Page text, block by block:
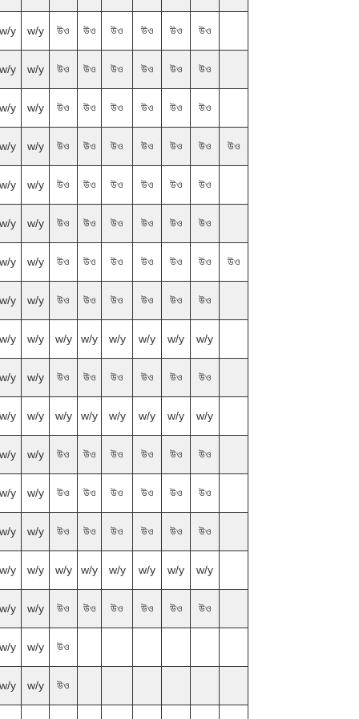
y w/y উও উও উও উও উও উও
y w/y উও উও উও উও উও উও
y w/y উও উও উও উও উও উও
y w/y উও উও উও উও উও উও উও
y w/y উও উও উও উও উও উও
y w/y উও উও উও উও উও উও
y w/y উও উও উও উও উও উও উও
y w/y উও উও উও উও উও উও
y w/y w/y w/y w/y w/y w/y w/y
y w/y উও উও উও উও উও উও
y w/y w/y w/y w/y w/y w/y w/y
y w/y উও উও উও উও উও উও
y w/y উও উও উও উও উও উও
y w/y উও উও উও উও উও উও
y w/y w/y w/y w/y w/y w/y w/y
y w/y উও উও উও উও উও উও
y w/y উও
y w/y উও